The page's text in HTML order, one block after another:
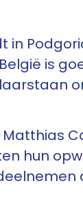
in
is
hun